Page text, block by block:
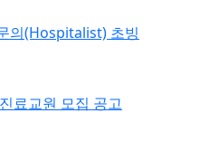
의(Hospitalist) 초빙
료교원 모집 공고